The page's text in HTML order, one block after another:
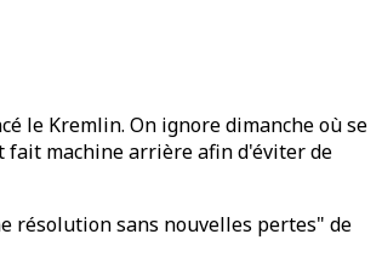
le Kremlin. On ignore dimanche où se
fait machine arrière afin d'éviter de
résolution sans nouvelles pertes" de